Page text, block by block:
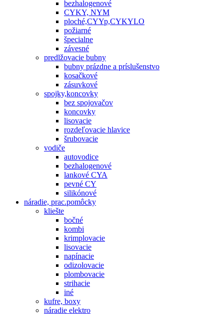
bezhalogenové
CYKY, NYM
ploché,CYYp,CYKYLO
požiarné
špecialne
závesné
predlžovacie bubny
bubny prázdne a príslušenstvo
kosačkové
zásuvkové
spojky,koncovky
bez spojovačov
koncovky
lisovacie
rozdeľovacie hlavice
šrubovacie
vodiče
autovodice
bezhalogenové
lankové CYA
pevné CY
silikónové
náradie, prac.pomôcky
kliešte
bočné
kombi
krimplovacie
lisovacie
napínacie
odizolovacie
plombovacie
strihacie
iné
kufre, boxy
náradie elektro